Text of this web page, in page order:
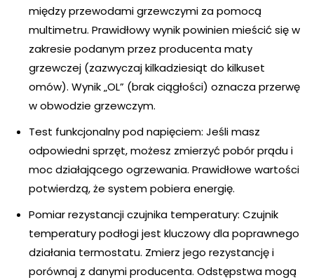
między przewodami grzewczymi za pomocą
multimetru. Prawidłowy wynik powinien mieścić się w
zakresie podanym przez producenta maty
grzewczej (zazwyczaj kilkadziesiąt do kilkuset
omów). Wynik „OL” (brak ciągłości) oznacza przerwę
w obwodzie grzewczym.
Test funkcjonalny pod napięciem: Jeśli masz
odpowiedni sprzęt, możesz zmierzyć pobór prądu i
moc działającego ogrzewania. Prawidłowe wartości
potwierdzą, że system pobiera energię.
Pomiar rezystancji czujnika temperatury: Czujnik
temperatury podłogi jest kluczowy dla poprawnego
działania termostatu. Zmierz jego rezystancję i
porównaj z danymi producenta. Odstępstwa mogą